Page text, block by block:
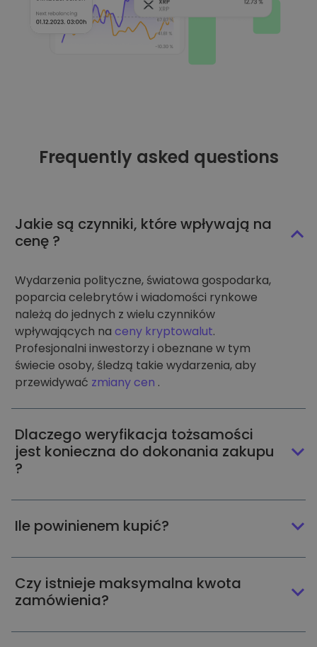
Frequently asked questions
Jakie są czynniki, które wpływają na
cenę ?
Wydarzenia polityczne, światowa gospodarka,
poparcia celebrytów i wiadomości rynkowe
należą do jednych z wielu czynników
wpływających na ceny kryptowalut.
Profesjonalni inwestorzy i obeznane w tym
świecie osoby, śledzą takie wydarzenia, aby
przewidywać zmiany cen .
Dlaczego weryfikacja tożsamości
jest konieczna do dokonania zakupu
?
Ile powinienem kupić?
Czy istnieje maksymalna kwota
zamówienia?